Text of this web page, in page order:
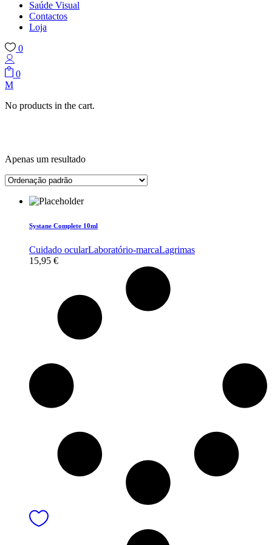
Saúde Visual
Contactos
Loja
0
0
No products in the cart.
Apenas um resultado
Systane Complete 10ml
Cuidado ocularLaboratório-marcaLagrimas
15,95 €